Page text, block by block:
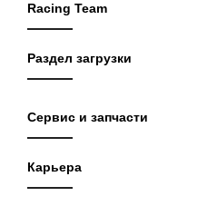
Racing Team
Раздел загрузки
Сервис и запчасти
Карьера